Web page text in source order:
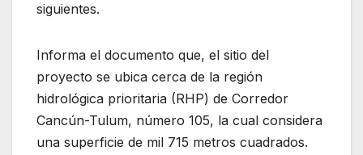
siguientes.
Informa el documento que, el sitio del
proyecto se ubica cerca de la región
hidrológica prioritaria (RHP) de Corredor
Cancún-Tulum, número 105, la cual considera
una superficie de mil 715 metros cuadrados.